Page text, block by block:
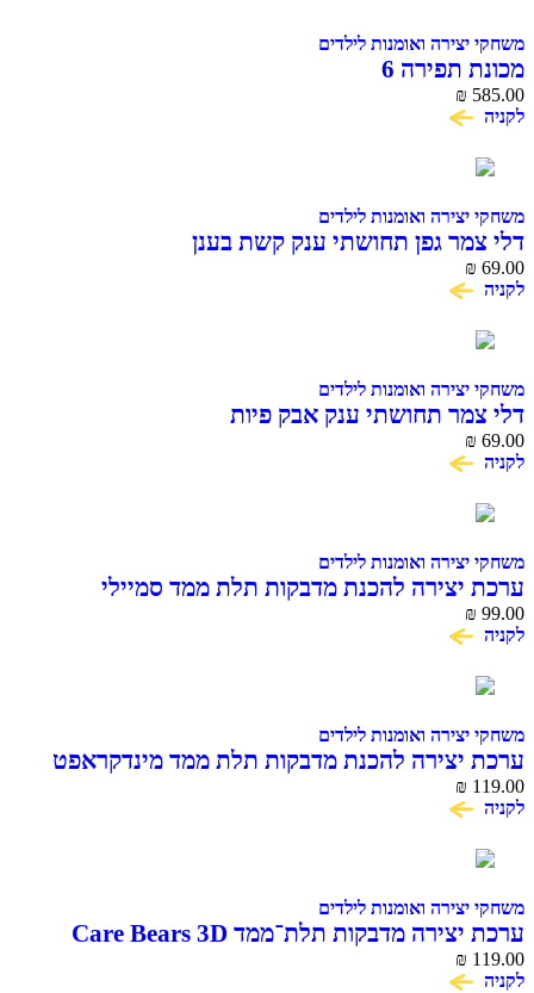
משחקי יצירה ואומנות לילדים
מכונת תפירה 6
₪ 585.00
לקניה
משחקי יצירה ואומנות לילדים
דלי צמר גפן תחושתי ענק קשת בענן
₪ 69.00
לקניה
משחקי יצירה ואומנות לילדים
דלי צמר תחושתי ענק אבק פיות
₪ 69.00
לקניה
משחקי יצירה ואומנות לילדים
ערכת יצירה להכנת מדבקות תלת ממד סמיילי
₪ 99.00
לקניה
משחקי יצירה ואומנות לילדים
ערכת יצירה להכנת מדבקות תלת ממד מינדקראפט
Minecraft
₪ 119.00
לקניה
משחקי יצירה ואומנות לילדים
ערכת יצירה מדבקות תלת־ממד Care Bears 3D
Sticker Maker
₪ 119.00
לקניה